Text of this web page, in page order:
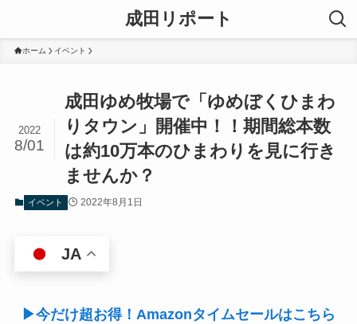
成田リポート
ホーム イベント
成田ゆめ牧場で「ゆめぼくひまわ
りタウン」開催中！！期間総本数
は約10万本のひまわりを見に行き
ませんか？
2022
8/01
イベント 2022年8月1日
JA
▶今だけ超お得！Amazonタイムセールはこちら